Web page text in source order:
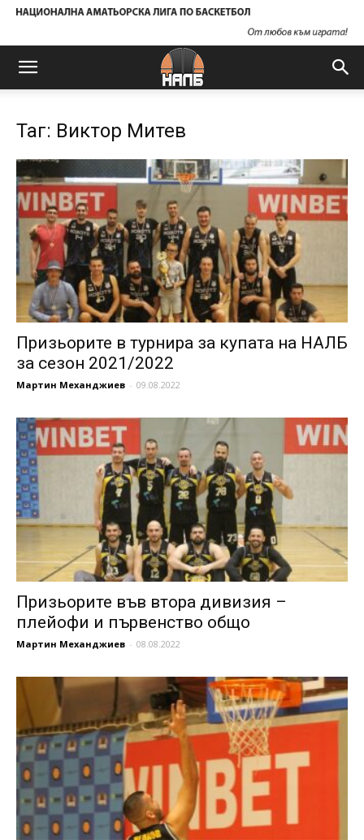
Таг: Виктор Митев
Призьорите в турнира за купата на НАЛБ
за сезон 2021/2022
Мартин Механджиев - 09.08.2022
Призьорите във втора дивизия –
плейофи и първенство общо
Мартин Механджиев - 08.08.2022